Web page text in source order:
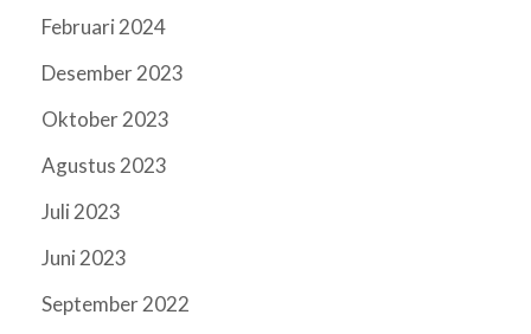
Februari 2024
Desember 2023
Oktober 2023
Agustus 2023
Juli 2023
Juni 2023
September 2022